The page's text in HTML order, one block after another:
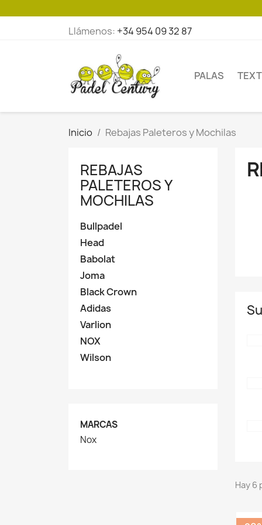
Llámenos: +34 954 09 32 87
PALAS
Inicio Rebajas Paleteros y Mochilas
REBAJAS
PALETEROS Y
MOCHILAS
Bullpadel
Head
Babolat
Joma
Black Crown
Adidas
Varlion
NOX
Wilson
MARCAS
Nox
Hay 6